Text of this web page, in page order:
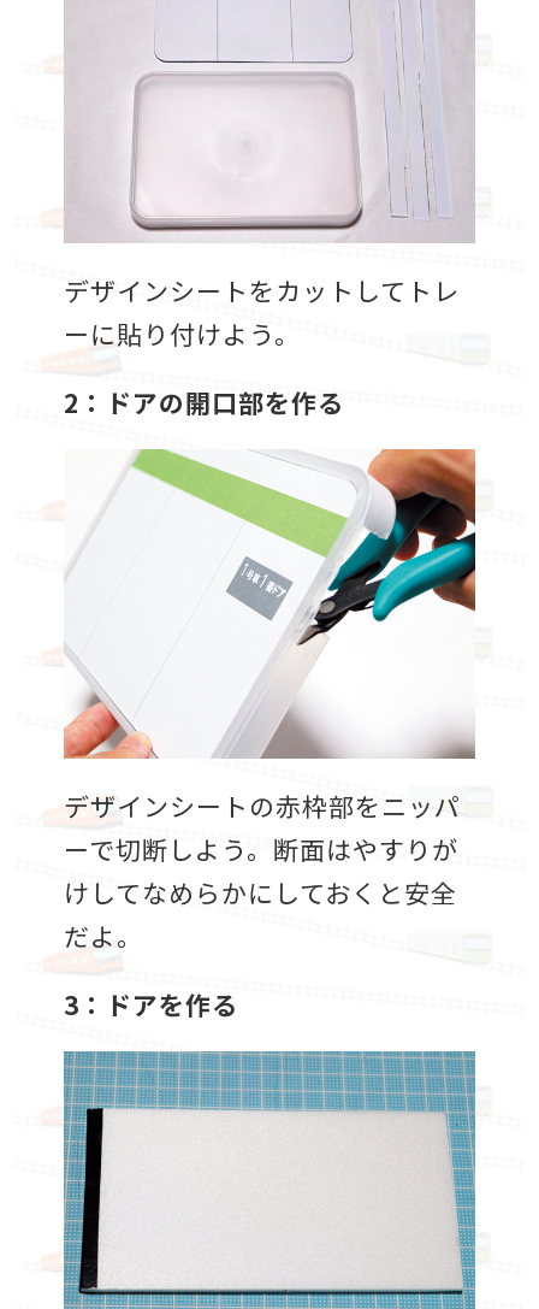
デザインシートをカットしてトレ
ーに貼り付けよう。
2：ドアの開口部を作る
デザインシートの赤枠部をニッパ
ーで切断しよう。断面はやすりが
けしてなめらかにしておくと安全
だよ。
3：ドアを作る